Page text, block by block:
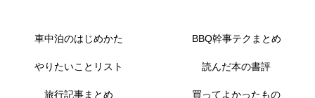
車中泊のはじめかた BBQ幹事テクまとめ
やりたいことリスト 読んだ本の書評
旅行記事まとめ 買ってよかったもの